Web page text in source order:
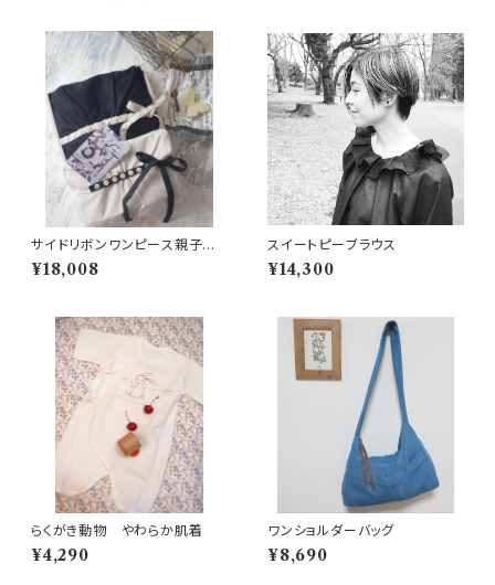
サイドリボンワンピース親子ギフ
トセット
¥18,008
スイートピーブラウス
¥14,300
らくがき動物 やわらか肌着
¥4,290
ワンショルダーバッグ
¥8,690